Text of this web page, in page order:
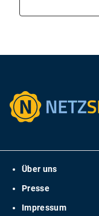
Über uns
Presse
Impressum